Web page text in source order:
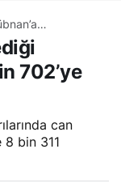
satışa
saldırılarda can
702’ye ulaştı
702’ye
can
8 bin 311